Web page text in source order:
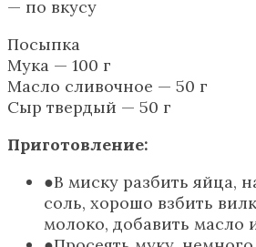
— по вкусу
Посыпка
Мука — 100 г
Масло сливочное — 50 г
Сыр твердый — 50 г
Приготовление:
В миску разбить яйца,
соль, хорошо взбить
молоко, добавить масло